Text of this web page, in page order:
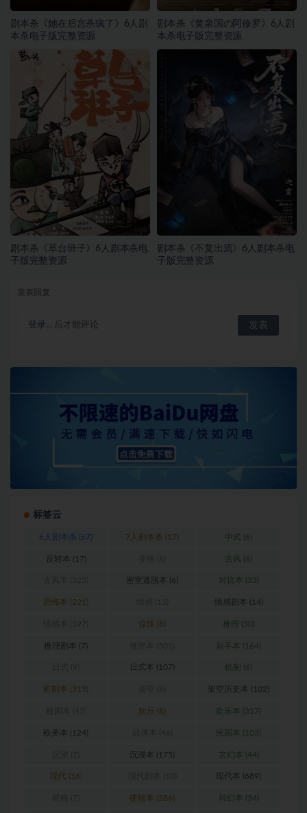
剧本杀《她在后宫杀疯了》6人剧
本杀电子版完整资源
剧本杀《黄泉国の阿修罗》6人剧
本杀电子版完整资源
剧本杀《草台班子》6人剧本杀电
子版完整资源
剧本杀《不复出焉》6人剧本杀电
子版完整资源
登录... 后才能评论
标签云
6人剧本杀 (67) 7人剧本杀 (17) 中式 (6)
反转本 (17) 古风 (6)
密室逃脱本 (6) 对抗本 (33)
恐怖本 (221) 情感剧本 (14)
惊悚 (8) 推理 (30)
推理剧本 (7) 新手本 (164)
日式本 (107) 机制 (6)
机制本 (313) 架空历史本 (102)
欢乐 (8) 欢乐本 (317)
欧美本 (124) 民国本 (103)
沉浸本 (175) 玄幻本 (44)
现代 (16) 现代本 (689)
硬核本 (286) 科幻本 (34)